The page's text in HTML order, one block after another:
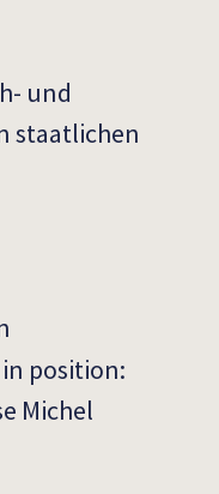
und
staatlichen
position:
Michel